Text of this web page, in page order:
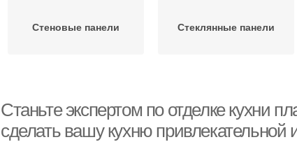
Стеновые панели Стеклянные панели
пластиковые панели
Станьте экспертом по отделке кухни
сделать вашу кухню привлекательной